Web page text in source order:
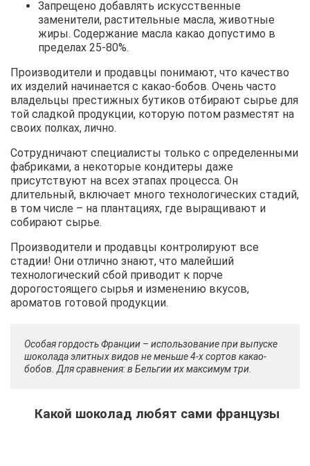
Запрещено добавлять искусственные
заменители, растительные масла, животные
жиры. Содержание масла какао допустимо в
пределах 25-80%.
Производители и продавцы понимают, что качество
их изделий начинается с какао-бобов. Очень часто
владельцы престижных бутиков отбирают сырье для
той сладкой продукции, которую потом разместят на
своих полках, лично.
Сотрудничают специалисты только с определенными
фабриками, а некоторые кондитеры даже
присутствуют на всех этапах процесса. Он
длительный, включает много технологических стадий,
в том числе – на плантациях, где выращивают и
собирают сырье.
Производители и продавцы контролируют все
стадии! Они отлично знают, что малейший
технологический сбой приводит к порче
дорогостоящего сырья и изменению вкусов,
ароматов готовой продукции.
Особая гордость Франции – использование при выпуске
шоколада элитных видов не меньше 4-х сортов какао-
бобов. Для сравнения: в Бельгии их максимум три.
Какой шоколад любят сами французы